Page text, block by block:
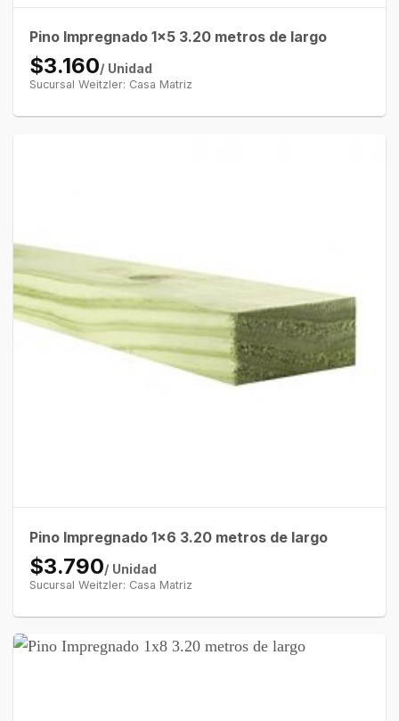
Pino Impregnado 1×5 3.20 metros de largo
$3.160/ Unidad
Sucursal Weitzler: Casa Matriz
Pino Impregnado 1×6 3.20 metros de largo
$3.790/ Unidad
Sucursal Weitzler: Casa Matriz